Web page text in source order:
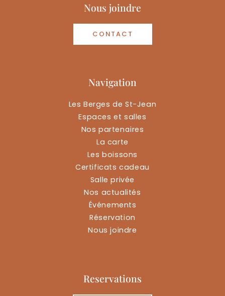
Nous joindre
CONTACT
Navigation
Les Berges de St-Jean
Espaces et salles
Nos partenaires
La carte
Les boissons
Certificats cadeau
Salle privée
Nos actualités
Événements
Réservation
Nous joindre
Reservations